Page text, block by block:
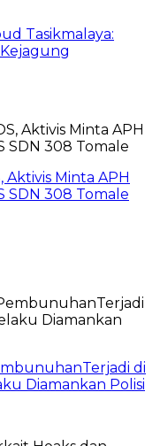
Tasikmalaya:
Minta APH
SDN 308 Tomale
di
Diamankan Polisi